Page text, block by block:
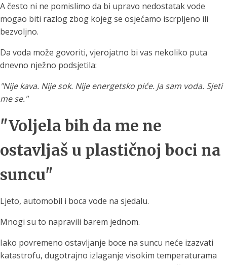
A često ni ne pomislimo da bi upravo nedostatak vode
mogao biti razlog zbog kojeg se osjećamo iscrpljeno ili
bezvoljno.
Da voda može govoriti, vjerojatno bi vas nekoliko puta
dnevno nježno podsjetila:
"Nije kava. Nije sok. Nije energetsko piće. Ja sam voda. Sjeti
me se."
"Voljela bih da me ne
ostavljaš u plastičnoj boci na
suncu"
Ljeto, automobil i boca vode na sjedalu.
Mnogi su to napravili barem jednom.
Iako povremeno ostavljanje boce na suncu neće izazvati
katastrofu, dugotrajno izlaganje visokim temperaturama